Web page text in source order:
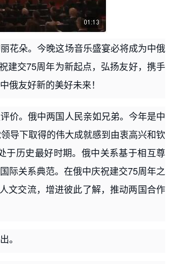
花朵。今晚这场音乐盛宴必将成为中俄
建交75周年为新起点，弘扬友好，携手
俄友好新的美好未来！
价。俄中两国人民亲如兄弟。今年是中
导下取得的伟大成就感到由衷高兴和钦
于历史最好时期。俄中关系基于相互尊
际关系典范。在俄中庆祝建交75周年之
文交流，增进彼此了解，推动两国合作
。